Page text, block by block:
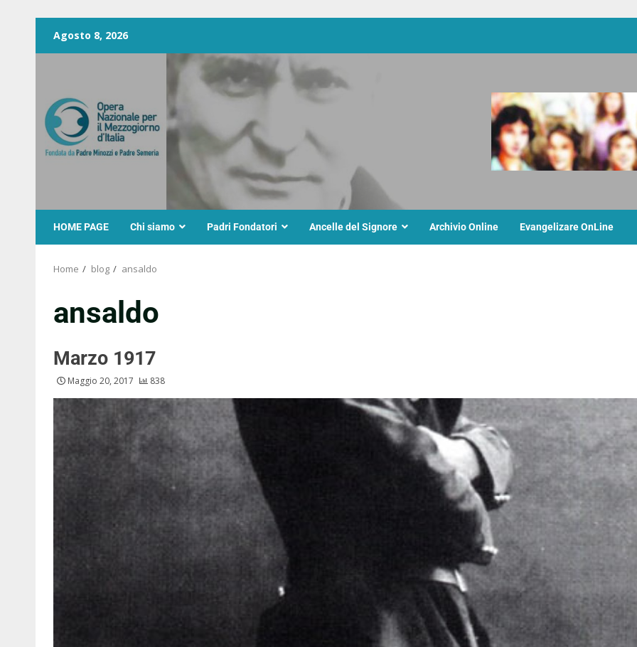
Agosto 8, 2026
HOME PAGE Chi siamo Padri Fondatori Ancelle del Signore Archivio Online Evangelizare OnLine
Home blog ansaldo
ansaldo
Marzo 1917
Maggio 20, 2017 838